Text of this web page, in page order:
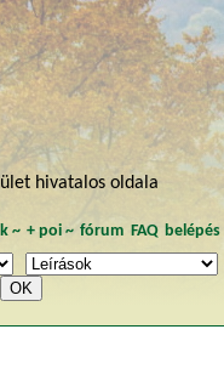
hivatalos oldala
~ + poi~ fórum FAQ belépés